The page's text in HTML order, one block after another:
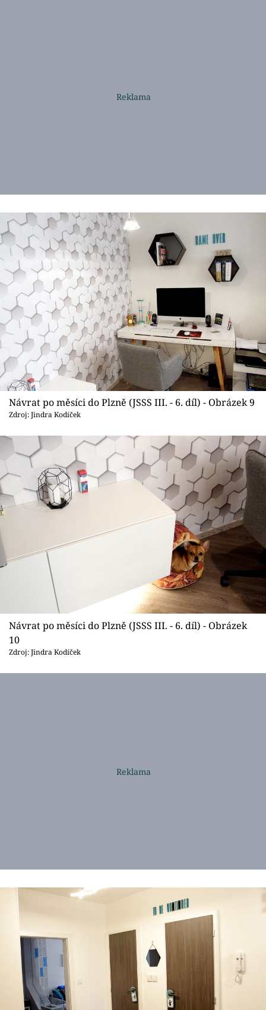
Návrat po měsíci do Plzně (JSSS III. - 6. díl) - Obrázek 9
Zdroj: Jindra Kodíček
Návrat po měsíci do Plzně (JSSS III. - 6. díl) - Obrázek
10
Zdroj: Jindra Kodíček